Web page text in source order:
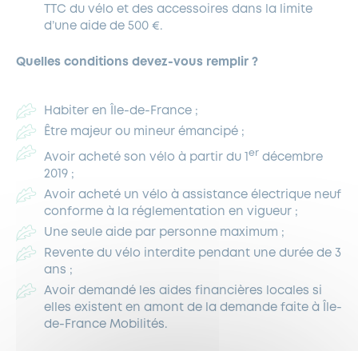
TTC du vélo et des accessoires dans la limite
d’une aide de 500 €.
Quelles conditions devez-vous remplir ?
Habiter en Île-de-France ;
Être majeur ou mineur émancipé ;
Avoir acheté son vélo à partir du 1 er décembre
2019 ;
Avoir acheté un vélo à assistance électrique neuf
conforme à la réglementation en vigueur ;
Une seule aide par personne maximum ;
Revente du vélo interdite pendant une durée de 3
ans ;
Avoir demandé les aides financières locales si
elles existent en amont de la demande faite à Île-
de-France Mobilités.